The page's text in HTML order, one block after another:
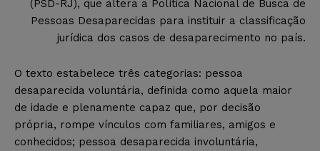
(PSD-RJ), que altera a Política Nacional de Busca de
Pessoas Desaparecidas para instituir a classificação
jurídica dos casos de desaparecimento no país.
O texto estabelece três categorias: pessoa
desaparecida voluntária, definida como aquela maior
de idade e plenamente capaz que, por decisão
própria, rompe vínculos com familiares, amigos e
conhecidos; pessoa desaparecida involuntária,